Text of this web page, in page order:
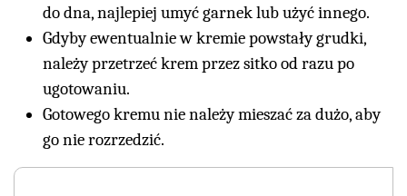
do dna, najlepiej umyć garnek lub użyć innego.
Gdyby ewentualnie w kremie powstały grudki,
należy przetrzeć krem przez sitko od razu po
ugotowaniu.
Gotowego kremu nie należy mieszać za dużo, aby
go nie rozrzedzić.